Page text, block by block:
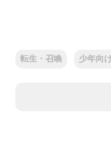
転生・召喚 少年向